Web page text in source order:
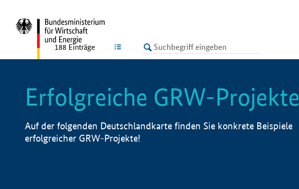
LISTE
188 Einträge
Erfolgreiche GRW-Projekte
Auf der folgenden Deutschlandkarte finden Sie konkrete Beispiele
erfolgreicher GRW-Projekte!